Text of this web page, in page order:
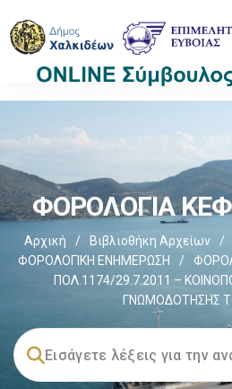
ΦΟΡΟΛΟΓΙΑ
Αρχική / Βιβλιοθήκη Αρχείων /
ΦΟΡΟΛΟΓΙΚΗ ΕΝΗΜΕΡΩΣΗ
/
ΠΟΛ.1174/29.7.2011 –
ΓΝΩΜΟΔΟΤΗΣΗΣ